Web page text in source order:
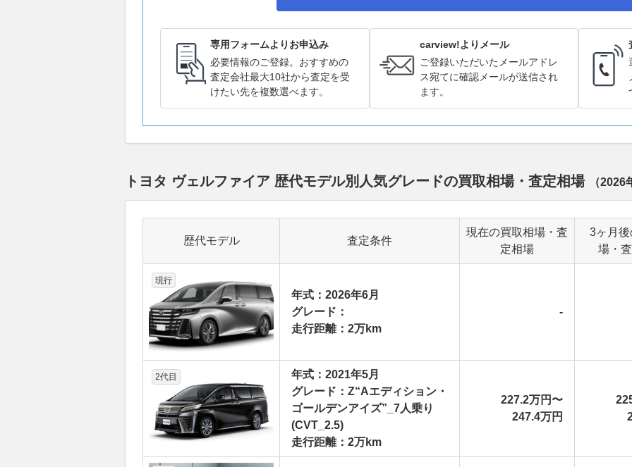
専用フォームよりお申込み
必要情報のご登録。おすすめの
査定会社最大10社から査定を受
けたい先を複数選べます。
carview!よりメール
ご登録いただいたメールアドレ
ス宛てに確認メールが送信され
ます。
トヨタ ヴェルファイア 歴代モデル別人気グレードの買取相場・査定相場 （2026
歴代モデル 査定条件
現在の買取相場・査
定相場
3ヶ月
場・
現行
年式：2026年6月
グレード：
走行距離：2万km
-
2代目
年式：2021年5月
グレード：Z“Aエディション・
ゴールデンアイズ”_7人乗り
(CVT_2.5)
走行距離：2万km
227.2万円〜
247.4万円